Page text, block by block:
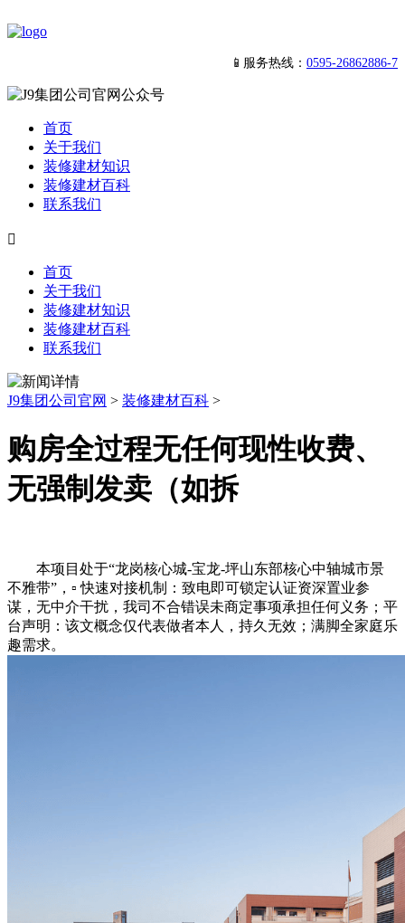
📱服务热线： 0595-26862886-7
首页
关于我们
装修建材知识
装修建材百科
联系我们

首页
关于我们
装修建材知识
装修建材百科
联系我们
J9集团公司官网 > 装修建材百科 >
购房全过程无任何现性收费、
无强制发卖（如拆
本项目处于“龙岗核心城-宝龙-坪山东部核心中轴城市景
不雅带”，▫️ 快速对接机制：致电即可锁定认证资深置业参
谋，无中介干扰，我司不合错误未商定事项承担任何义务；平
台声明：该文概念仅代表做者本人，持久无效；满脚全家庭乐
趣需求。